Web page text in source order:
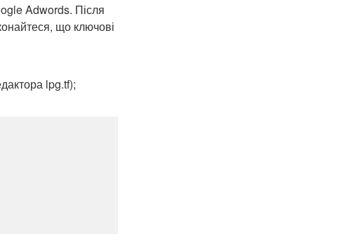
Adwords. Після
що ключові
lpg.tf);